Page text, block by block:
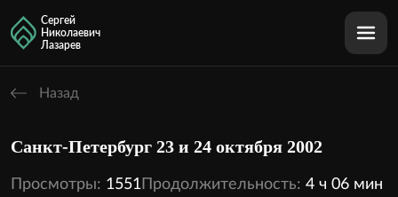
Сергей
Николаевич
Лазарев
Назад
Санкт-Петербург 23 и 24 октября 2002
Просмотры: 1551Продолжительность: 4 ч 06 мин